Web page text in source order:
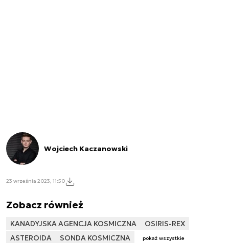
Wojciech Kaczanowski
23 września 2023, 11:50
Zobacz również
KANADYJSKA AGENCJA KOSMICZNA
OSIRIS-REX
ASTEROIDA
SONDA KOSMICZNA pokaż wszystkie